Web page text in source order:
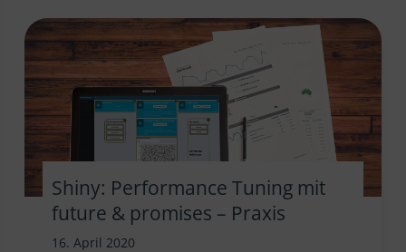
Shiny: Performance Tuning mit
future & promises – Praxis
16. April 2020